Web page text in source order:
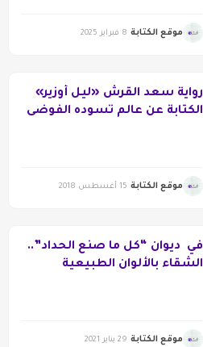
موقع الكتابة 8 فبراير 2025
رواية سعد القرش «ليل أوزير»
الكتابة عن عالم تسوده الفوضى
موقع الكتابة 15 أغسطس 2018
في ديوان “كل ما صنع الحداد”..
الشقاء بالألوان الطبيعية
موقع الكتابة 29 يناير 2021